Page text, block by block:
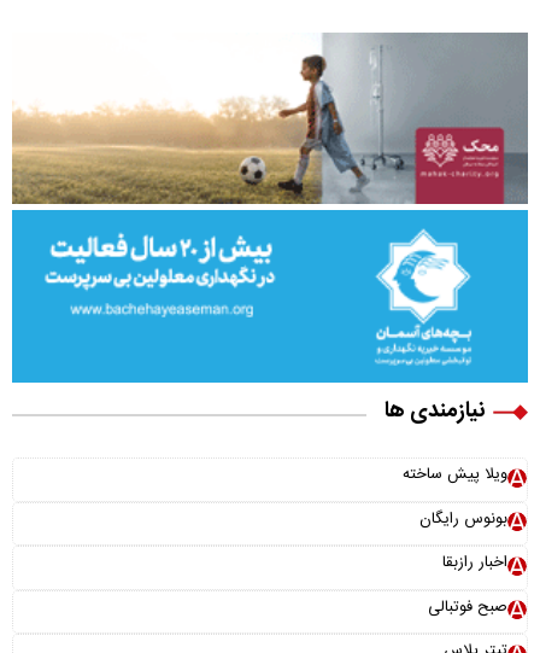
نیازمندی ها
ویلا پیش ساخته
بونوس رایگان
اخبار رازبقا
صبح فوتبالی